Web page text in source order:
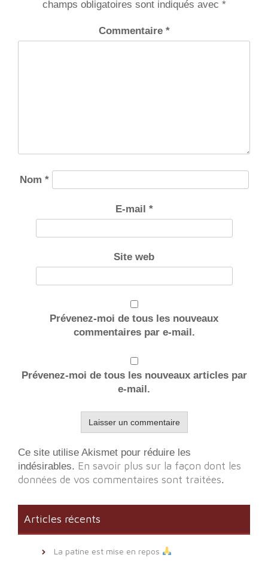
champs obligatoires sont indiqués avec *
Commentaire *
Nom *
E-mail *
Site web
Prévenez-moi de tous les nouveaux
commentaires par e-mail.
Prévenez-moi de tous les nouveaux articles par
e-mail.
Ce site utilise Akismet pour réduire les
indésirables. En savoir plus sur la façon dont les
données de vos commentaires sont traitées.
Articles récents
La patine est mise en repos